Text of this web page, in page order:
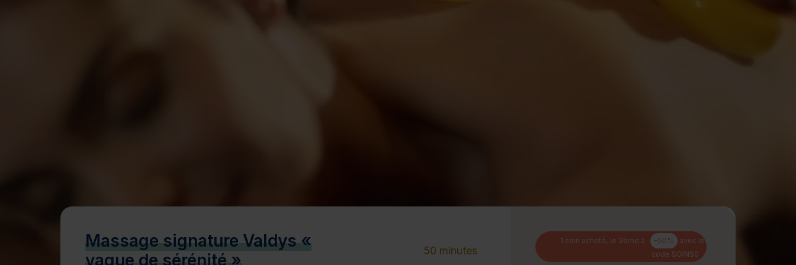
Massage signature Valdys «
vague de sérénité »
50 minutes
1 soin acheté, le 2ème à -50%
avec le
code SOIN50